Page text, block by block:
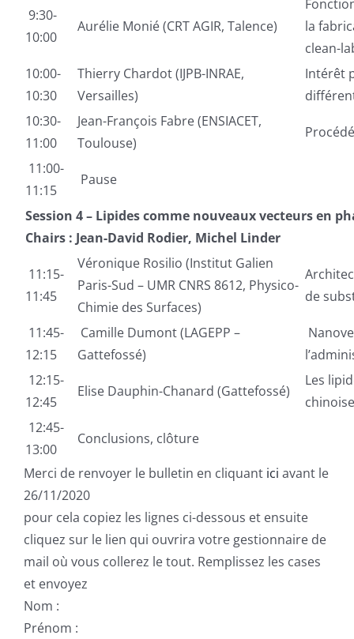
9:30-
10:00
Aurélie Monié (CRT AGIR, Talence)
la
clean-
10:00-
10:30
Thierry Chardot (IJPB-INRAE,
Versailles)
Intérêt
10:30-
11:00
Jean-François Fabre (ENSIACET,
Toulouse)
11:00-
11:15
Pause
Session 4 – Lipides comme nouveaux vecteurs en
Chairs : Jean-David Rodier, Michel Linder
11:15-
11:45
Véronique Rosilio (Institut Galien
Paris-Sud – UMR CNRS 8612, Physico-
Chimie des Surfaces)
de
11:45-
12:15
Camille Dumont (LAGEPP –
Gattefossé)
12:15-
12:45
Elise Dauphin-Chanard (Gattefossé)
Les
chinoise
12:45-
13:00
Conclusions, clôture
Merci de renvoyer le bulletin en cliquant ici avant le
26/11/2020
pour cela copiez les lignes ci-dessous et ensuite
cliquez sur le lien qui ouvrira votre gestionnaire de
mail où vous collerez le tout. Remplissez les cases
et envoyez
Nom :
Prénom :